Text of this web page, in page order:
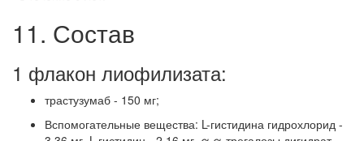
11. Состав
1 флакон лиофилизата:
трастузумаб - 150 мг;
Вспомогательные вещества: L-гистидина гидрохлорид -